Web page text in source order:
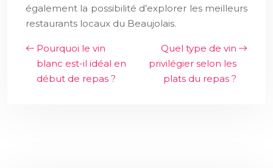
également la possibilité d’explorer les meilleurs
restaurants locaux du Beaujolais.
Pourquoi le vin
blanc est-il idéal en
début de repas ?
Quel type de vin
privilégier selon les
plats du repas ?